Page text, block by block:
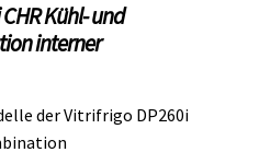
Kühl- und
interner
der Vitrifrigo DP260i